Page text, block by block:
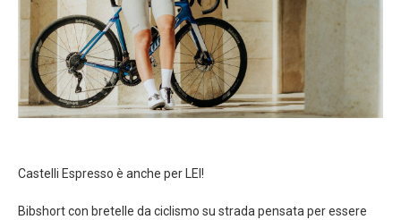
Castelli Espresso è anche per LEI!
Bibshort con bretelle da ciclismo su strada pensata per essere